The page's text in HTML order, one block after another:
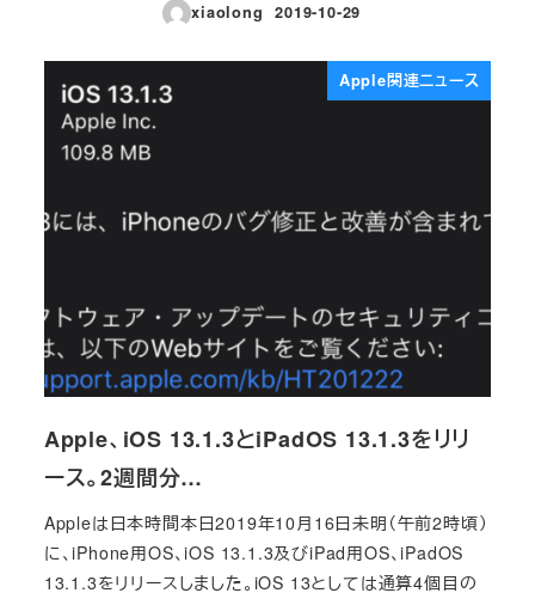
xiaolong
投稿日
2019-10-29
Apple関連ニュース
Apple、iOS 13.1.3とiPadOS 13.1.3をリリ
ース。2週間分…
Appleは日本時間本日2019年10月16日未明（午前2時頃）
に、iPhone用OS、iOS 13.1.3及びiPad用OS、iPadOS
13.1.3をリリースしました。iOS 13としては通算4個目の